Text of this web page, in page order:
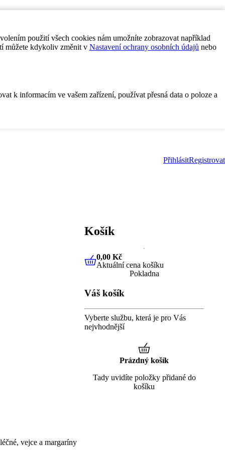
použití všech cookies nám umožníte zobrazovat například
můžete kdykoliv změnit v Nastavení ochrany osobních údajů nebo
k informacím ve vašem zařízení, používat přesná data o poloze a
PřihlásitRegistrovat
vejce a margaríny
Košík
0,00 KčAktuální cena košíku
0,00 Kč
Aktuální cena košíku
Pokladna
Váš košík
Vyberte službu, která je pro Vás
nejvhodnější
Prázdný košík
Tady uvidíte položky přidané do
košíku